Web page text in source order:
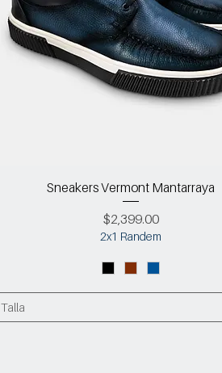
Sneakers Vermont Mantarraya
Precio
$2,399.00
2x1 Randem
Talla